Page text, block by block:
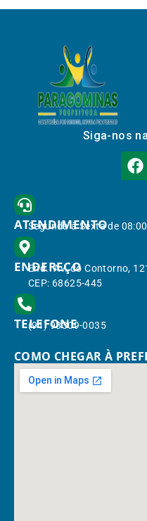
Siga-nos
ATENDIMENTO
Segunda à Sexta de
ENDEREÇO
End.: Av. do Contorno,
CEP: 68625-445
TELEFONE
(91) 98309-0035
COMO CHEGAR À